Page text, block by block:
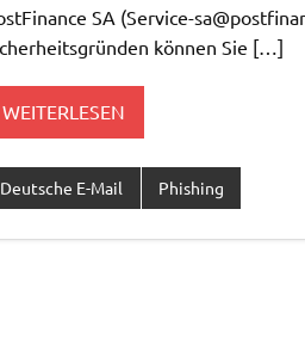
SA (Service-
können Sie […]
WEITERLESEN
Deutsche E-Mail Phishing